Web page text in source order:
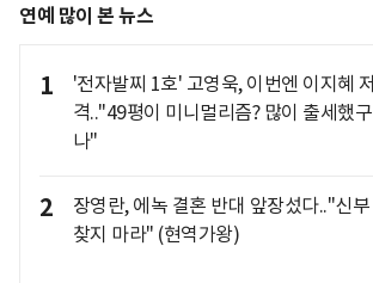
연예 많이 본 뉴스
1
'전자발찌 1호' 고영욱, 이번엔 이지혜 저
격.."49평이 미니멀리즘? 많이 출세했구
나"
2
장영란, 에녹 결혼 반대 앞장섰다.."신부
찾지 마라" (현역가왕)